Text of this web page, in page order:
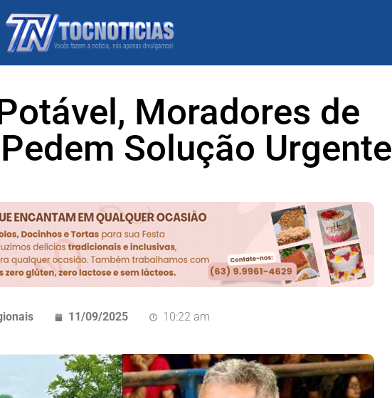
Moradores de
Solução Urgente
11/09/2025 10:22 am